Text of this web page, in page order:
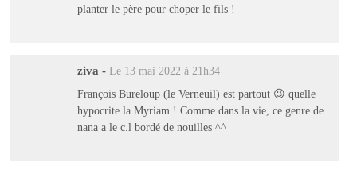
planter le père pour choper le fils !
ziva - Le 13 mai 2022 à 21h34
François Bureloup (le Verneuil) est partout 😉 quelle
hypocrite la Myriam ! Comme dans la vie, ce genre de
nana a le c.l bordé de nouilles ^^